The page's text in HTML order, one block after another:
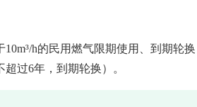
h的民用燃气限期使用、到期轮
过6年，到期轮换）。